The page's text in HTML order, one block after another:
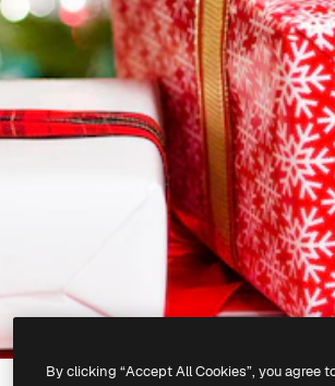
By clicking “Accept All Cookies”, you